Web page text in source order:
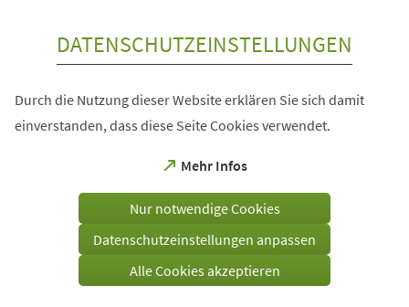
DATENSCHUTZEINSTELLUNGEN
Durch die Nutzung dieser Website erklären Sie sich damit
einverstanden, dass diese Seite Cookies verwendet.
Mehr Infos
(Öffnet
einem
Tab)
Nur notwendige Cookies
Datenschutzeinstellungen anpassen
Alle Cookies akzeptieren